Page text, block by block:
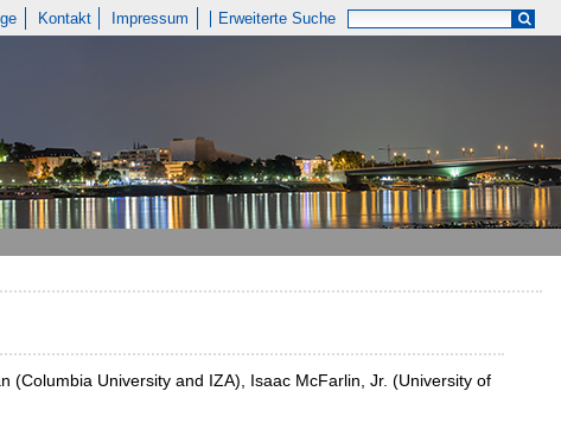
Kontakt Impressum Erweiterte Suche
(Columbia University and IZA), Isaac McFarlin, Jr. (University of